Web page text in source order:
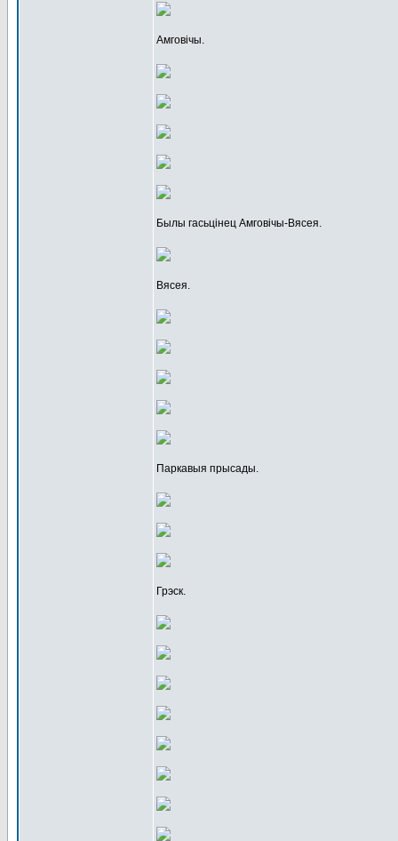
Амговічы.
Былы гасьцінец Амговічы-Вясея.
Вясея.
Паркавыя прысады.
Грэск.